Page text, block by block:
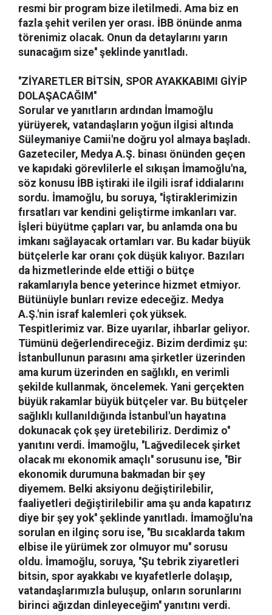
resmi bir program bize iletilmedi. Ama biz en
fazla şehit verilen yer orası. İBB önünde anma
törenimiz olacak. Onun da detaylarını yarın
sunacağım size'' şeklinde yanıtladı.
''ZİYARETLER BİTSİN, SPOR AYAKKABIMI GİYİP
DOLAŞACAĞIM''
Sorular ve yanıtların ardından İmamoğlu
yürüyerek, vatandaşların yoğun ilgisi altında
Süleymaniye Camii'ne doğru yol almaya başladı.
Gazeteciler, Medya A.Ş. binası önünden geçen
ve kapıdaki görevlilerle el sıkışan İmamoğlu'na,
söz konusu İBB iştiraki ile ilgili israf iddialarını
sordu. İmamoğlu, bu soruya, ''İştiraklerimizin
fırsatları var kendini geliştirme imkanları var.
İşleri büyütme çapları var, bu anlamda ona bu
imkanı sağlayacak ortamları var. Bu kadar büyük
bütçelerle kar oranı çok düşük kalıyor. Bazıları
da hizmetlerinde elde ettiği o bütçe
rakamlarıyla bence yeterince hizmet etmiyor.
Bütünüyle bunları revize edeceğiz. Medya
A.Ş.'nin israf kalemleri çok yüksek.
Tespitlerimiz var. Bize uyarılar, ihbarlar geliyor.
Tümünü değerlendireceğiz. Bizim derdimiz şu:
İstanbullunun parasını ama şirketler üzerinden
ama kurum üzerinden en sağlıklı, en verimli
şekilde kullanmak, öncelemek. Yani gerçekten
büyük rakamlar büyük bütçeler var. Bu bütçeler
sağlıklı kullanıldığında İstanbul'un hayatına
dokunacak çok şey üretebiliriz. Derdimiz o''
yanıtını verdi. İmamoğlu, ''Lağvedilecek şirket
olacak mı ekonomik amaçlı'' sorusunu ise, ''Bir
ekonomik durumuna bakmadan bir şey
diyemem. Belki aksiyonu değiştirilebilir,
faaliyetleri değiştirilebilir ama şu anda kapatırız
diye bir şey yok'' şeklinde yanıtladı. İmamoğlu'na
sorulan en ilginç soru ise, ''Bu sıcaklarda takım
elbise ile yürümek zor olmuyor mu'' sorusu
oldu. İmamoğlu, soruya, ''Şu tebrik ziyaretleri
bitsin, spor ayakkabı ve kıyafetlerle dolaşıp,
vatandaşlarımızla buluşup, onların sorunlarını
birinci ağızdan dinleyeceğim'' yanıtını verdi.